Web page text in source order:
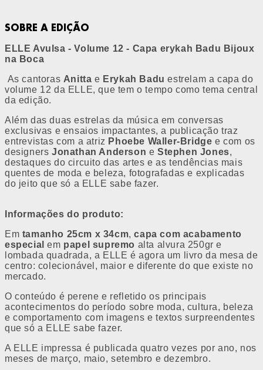
SOBRE A EDIÇÃO
ELLE Avulsa - Volume 12 - Capa erykah Badu Bijoux
na Boca
As cantoras Anitta e Erykah Badu estrelam a capa do
volume 12 da ELLE, que tem o tempo como tema central
da edição.
Além das duas estrelas da música em conversas
exclusivas e ensaios impactantes, a publicação traz
entrevistas com a atriz Phoebe Waller-Bridge e com os
designers Jonathan Anderson e Stephen Jones,
destaques do circuito das artes e as tendências mais
quentes de moda e beleza, fotografadas e explicadas
do jeito que só a ELLE sabe fazer.
Informações do produto:
Em tamanho 25cm x 34cm,capa com acabamento
especial em papel supremo alta alvura 250gr e
lombada quadrada, a ELLE é agora um livro da mesa de
centro: colecionável, maior e diferente do que existe no
mercado.
O conteúdo é perene e refletido os principais
acontecimentos do período sobre moda, cultura, beleza
e comportamento com imagens e textos surpreendentes
que só a ELLE sabe fazer.
A ELLE impressa é publicada quatro vezes por ano, nos
meses de março, maio, setembro e dezembro.